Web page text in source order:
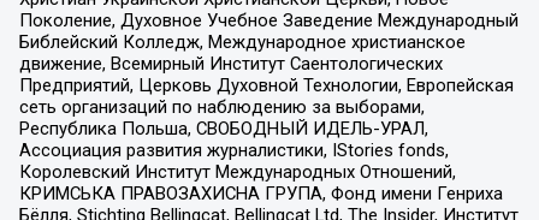
Поколение, Духовное Учебное Заведение Международный
Библейский Колледж, Международное христианское
движение, Всемирный Институт Саентологических
Предприятий, Церковь Духовной Технологии, Европейская
сеть организаций по наблюдению за выборами,
Республика Польша, СВОБОДНЫЙ ИДЕЛЬ-УРАЛ,
Ассоциация развития журналистики, IStories fonds,
Королевский Институт Международных Отношений,
КРИМСЬКА ПРАВОЗАХИСНА ГРУПА, Фонд имени Генриха
Бёлля, Stichting Bellingcat, Bellingcat Ltd, The Insider, Институт